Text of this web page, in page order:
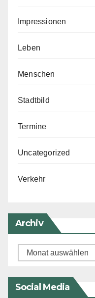
Impressionen
Leben
Menschen
Stadtbild
Termine
Uncategorized
Verkehr
Archiv
Archiv
Social Media